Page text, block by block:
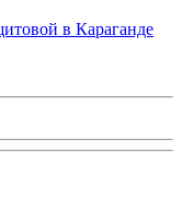
в Караганде